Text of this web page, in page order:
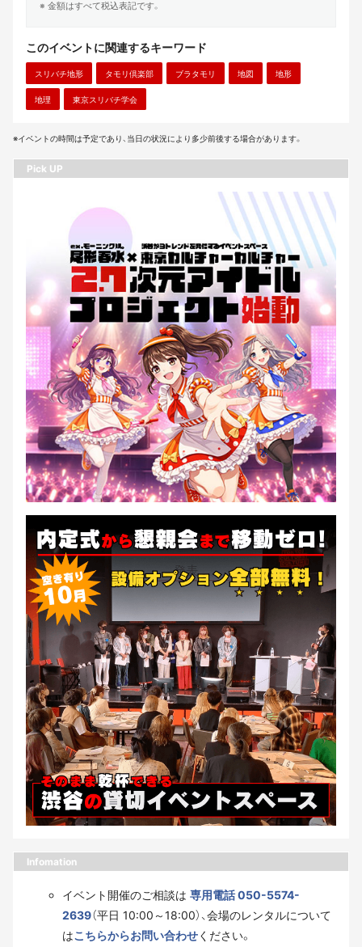
※ 金額はすべて税込表記です。
このイベントに関連するキーワード
スリバチ地形 タモリ倶楽部 ブラタモリ 地図 地形
地理 東京スリバチ学会
※イベントの時間は予定であり、当日の状況により多少前後する場合があります。
Pick UP
Infomation
イベント開催のご相談は 専用電話 050-5574-
2639（平日 10:00～18:00）、会場のレンタルについて
はこちらからお問い合わせください。